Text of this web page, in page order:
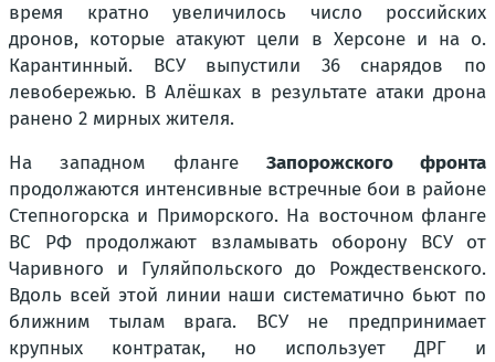
время кратно увеличилось число российских
дронов, которые атакуют цели в Херсоне и на о.
Карантинный. ВСУ выпустили 36 снарядов по
левобережью. В Алёшках в результате атаки дрона
ранено 2 мирных жителя.
На западном фланге Запорожского фронта
продолжаются интенсивные встречные бои в районе
Степногорска и Приморского. На восточном фланге
ВС РФ продолжают взламывать оборону ВСУ от
Чаривного и Гуляйпольского до Рождественского.
Вдоль всей этой линии наши систематично бьют по
ближним тылам врага. ВСУ не предпринимает
крупных контратак, но использует ДРГ и